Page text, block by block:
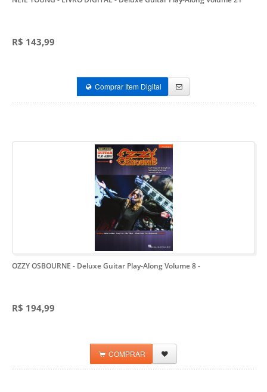
R$ 143,99
Comprar Item Digital
OZZY OSBOURNE - Deluxe Guitar Play-Along Volume 8-
R$ 194,99
COMPRAR